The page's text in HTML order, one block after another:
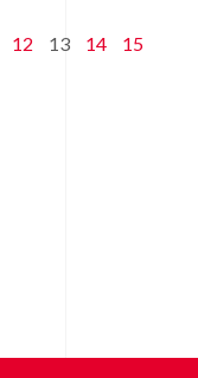
12 13 14 15